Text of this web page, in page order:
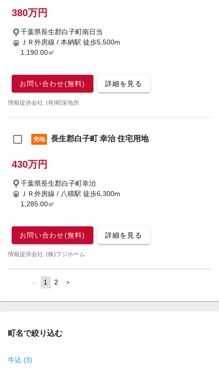
380万円
千葉県長生郡白子町南日当
ＪＲ外房線 / 本納駅 徒歩5,500m
1,190.00㎡
お問い合わせ(無料) 詳細を見る
情報提供会社: (有)昭栄地所
売地 長生郡白子町 幸治 住宅用地
430万円
千葉県長生郡白子町幸治
ＪＲ外房線 / 八積駅 徒歩6,300m
1,285.00㎡
お問い合わせ(無料) 詳細を見る
情報提供会社: (株)フジホーム
page
You're
page
1 page
2 page
町名で絞り込む
牛込 (3)